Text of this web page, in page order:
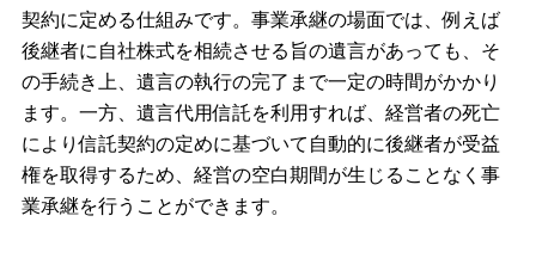
契約に定める仕組みです。事業承継の場面では、例えば
後継者に自社株式を相続させる旨の遺言があっても、そ
の手続き上、遺言の執行の完了まで一定の時間がかかり
ます。一方、遺言代用信託を利用すれば、経営者の死亡
により信託契約の定めに基づいて自動的に後継者が受益
権を取得するため、経営の空白期間が生じることなく事
業承継を行うことができます。